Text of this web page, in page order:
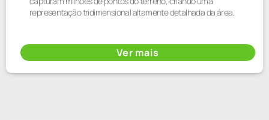
representação tridimensional altamente detalhada da área.
Ver mais